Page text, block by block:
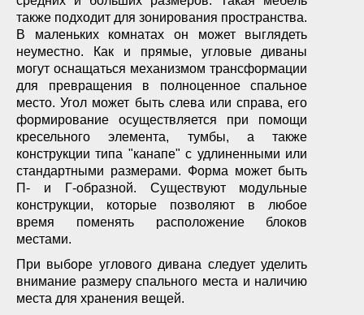
ФОТО РАБОТ
УСЛУГИ
ОПЛАТА
КОНТАКТЫ
также подходит для зонирования пространства.
В маленьких комнатах он может выглядеть
неуместно. Как и прямые, угловые диваны
могут оснащаться механизмом трансформации
для превращения в полноценное спальное
место. Угол может быть слева или справа, его
формирование осуществляется при помощи
кресельного элемента, тумбы, а также
конструкции типа "канапе" с удлиненными или
стандартными размерами. Форма может быть
П- и Г-образной. Существуют модульные
конструкции, которые позволяют в любое
время поменять расположение блоков
местами.
При выборе углового дивана следует уделить
внимание размеру спального места и наличию
места для хранения вещей.